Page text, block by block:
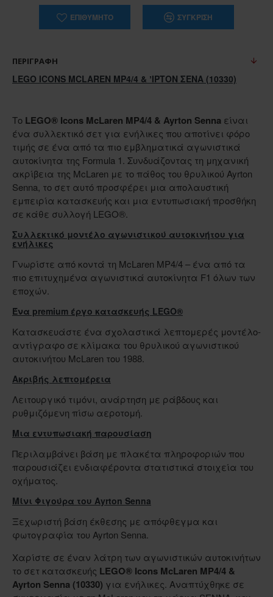
ΕΠΙΘΥΜΗΤΌ ΣΎΓΚΡΙΣΗ
ΠΕΡΙΓΡΑΦΉ
LEGO ICONS MCLAREN MP4/4 & ʼΙΡΤΟΝ ΣΕΝΑ (10330)
Το LEGO® Icons McLaren MP4/4 & Ayrton Senna είναι
ένα συλλεκτικό σετ για ενήλικες που αποτίνει φόρο
τιμής σε ένα από τα πιο εμβληματικά αγωνιστικά
αυτοκίνητα της Formula 1. Συνδυάζοντας τη μηχανική
ακρίβεια της McLaren με το πάθος του θρυλικού Ayrton
Senna, το σετ αυτό προσφέρει μια απολαυστική
εμπειρία κατασκευής και μια εντυπωσιακή προσθήκη
σε κάθε συλλογή LEGO®.
Συλλεκτικό μοντέλο αγωνιστικού αυτοκινήτου για
ενήλικες
Γνωρίστε από κοντά τη McLaren MP4/4 – ένα από τα
πιο επιτυχημένα αγωνιστικά αυτοκίνητα F1 όλων των
εποχών.
Ένα premium έργο κατασκευής LEGO®
Κατασκευάστε ένα σχολαστικά λεπτομερές μοντέλο-
αντίγραφο σε κλίμακα του θρυλικού αγωνιστικού
αυτοκινήτου McLaren του 1988.
Ακριβής λεπτομέρεια
Λειτουργικό τιμόνι, ανάρτηση με ράβδους και
ρυθμιζόμενη πίσω αεροτομή.
Μια εντυπωσιακή παρουσίαση
Περιλαμβάνει βάση με πλακέτα πληροφοριών που
παρουσιάζει ενδιαφέροντα στατιστικά στοιχεία του
οχήματος.
Μίνι Φιγούρα του Ayrton Senna
Ξεχωριστή βάση έκθεσης με απόφθεγμα και
φωτογραφία του Ayrton Senna.
Χαρίστε σε έναν λάτρη των αγωνιστικών αυτοκινήτων
το σετ κατασκευής LEGO® Icons McLaren MP4/4 &
Ayrton Senna (10330) για ενήλικες. Αναπτύχθηκε σε